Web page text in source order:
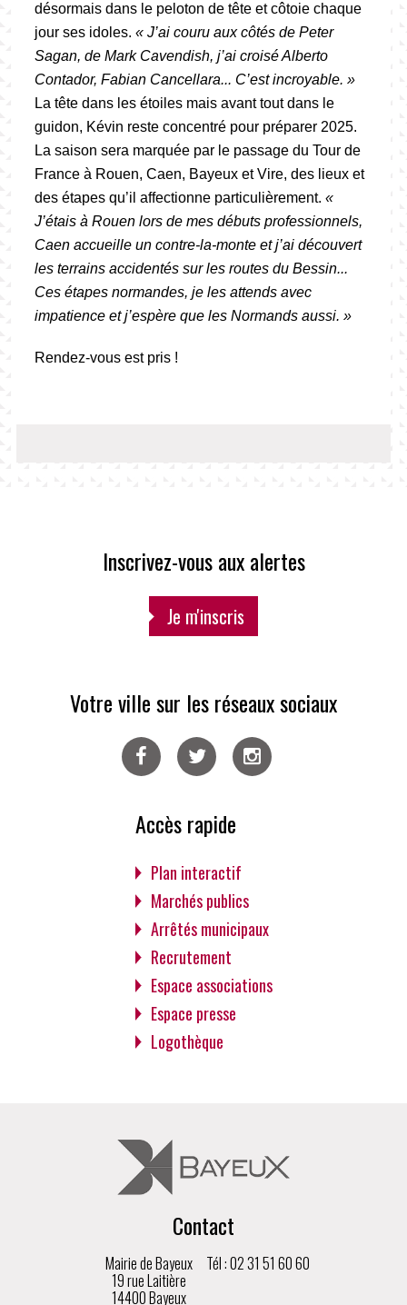
désormais dans le peloton de tête et côtoie chaque
jour ses idoles. « J’ai couru aux côtés de Peter
Sagan, de Mark Cavendish, j’ai croisé Alberto
Contador, Fabian Cancellara... C’est incroyable. »
La tête dans les étoiles mais avant tout dans le
guidon, Kévin reste concentré pour préparer 2025.
La saison sera marquée par le passage du Tour de
France à Rouen, Caen, Bayeux et Vire, des lieux et
des étapes qu’il affectionne particulièrement. «
J’étais à Rouen lors de mes débuts professionnels,
Caen accueille un contre-la-monte et j’ai découvert
les terrains accidentés sur les routes du Bessin...
Ces étapes normandes, je les attends avec
impatience et j’espère que les Normands aussi. »
Rendez-vous est pris !
Inscrivez-vous aux alertes
Je m'inscris
Votre ville sur les réseaux sociaux
Accès rapide
Plan interactif
Marchés publics
Arrêtés municipaux
Recrutement
Espace associations
Espace presse
Logothèque
Contact
Mairie de Bayeux
19 rue Laitière
14400 Bayeux
Tél : 02 31 51 60 60